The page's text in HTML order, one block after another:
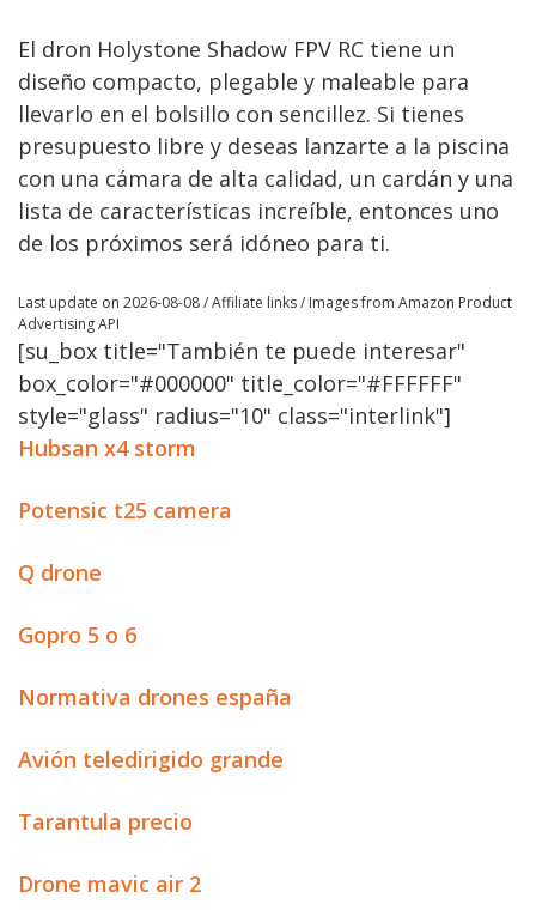
El dron Holystone Shadow FPV RC tiene un
diseño compacto, plegable y maleable para
llevarlo en el bolsillo con sencillez. Si tienes
presupuesto libre y deseas lanzarte a la piscina
con una cámara de alta calidad, un cardán y una
lista de características increíble, entonces uno
de los próximos será idóneo para ti.
Last update on 2026-08-08 / Affiliate links / Images from Amazon Product
Advertising API
[su_box title="También te puede interesar"
box_color="#000000" title_color="#FFFFFF"
style="glass" radius="10" class="interlink"]
Hubsan x4 storm
Potensic t25 camera
Q drone
Gopro 5 o 6
Normativa drones españa
Avión teledirigido grande
Tarantula precio
Drone mavic air 2